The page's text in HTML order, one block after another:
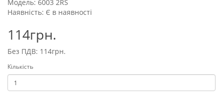
Модель: 6003 2RS
Наявність: Є в наявності
114грн.
Без ПДВ: 114грн.
Кількість